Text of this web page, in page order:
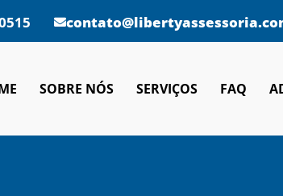
SOBRE NÓS SERVIÇOS FAQ